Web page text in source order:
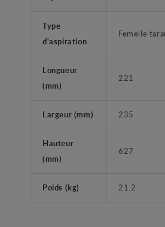
Type
d'aspiration
Femelle
Longueur
(mm)
221
Largeur (mm) 235
Hauteur
(mm)
627
Poids (kg) 21.2